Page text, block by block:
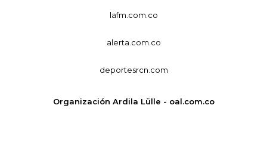
lafm.com.co
alerta.com.co
deportesrcn.com
Organización Ardila Lülle - oal.com.co